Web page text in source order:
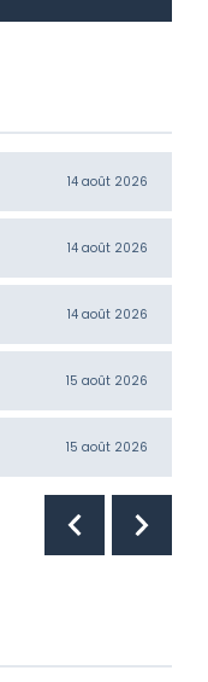
14 août 2026
14 août 2026
14 août 2026
15 août 2026
15 août 2026